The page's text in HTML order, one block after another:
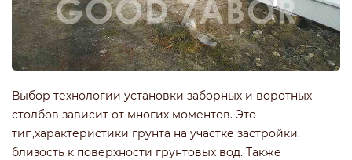
Выбор технологии установки заборных и воротных
столбов зависит от многих моментов. Это
тип,характеристики грунта на участке застройки,
близость к поверхности грунтовых вод. Также